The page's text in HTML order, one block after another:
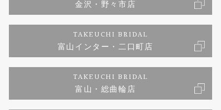
ジュエリーリフォーム
福井指輪工房｜手作りペアリング
福井指輪工房｜手作り結婚指輪 and 婚約指輪
福井工房｜手作り婚約指輪プロポーズプラン
プライバシーポリシー金沢・野々市店
TAKEUCHI BRIDAL
富山インター・二口町店
TAKEUCHI BRIDAL
富山・総曲輪店